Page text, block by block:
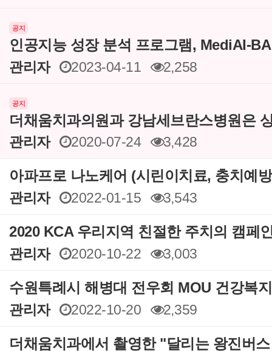
공지
인공지능 성장 분석 프로그램, MediAI-
관리자
2023-04-11 2,258
공지
더채움치과의원과 강남세브란스병원은
관리자
2020-07-24 3,428
아파프로 나노케어 (시린이치료, 충치예
관리자
2022-01-15 3,543
2020 KCA 우리지역 친절한 주치의 캠페
관리자
2020-10-22 3,003
수원특례시 해병대 전우회 MOU 건강복
관리자
2022-10-20 2,359
더채움치과에서 촬영한 "달리는 왕진버